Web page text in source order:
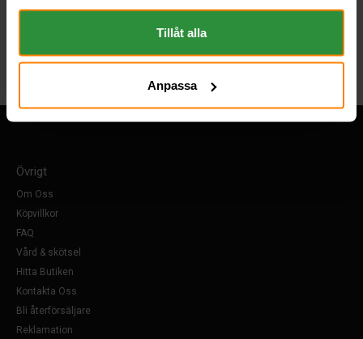
om "Cookies" och ditt val finner du på vår Cookie sida
längst ner i "footern" på sidan.
Tillåt alla
Anpassa
Övrigt
Om Oss
Köpvillkor
FAQ
Vård & skötsel
Hitta Butiken
Kontakta Oss
Bli återförsäljare
Reklamation